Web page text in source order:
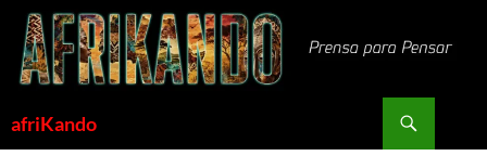
Saltar
contenido
afriKando